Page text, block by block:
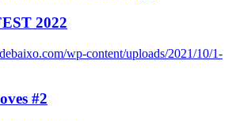
2022
wp-content/uploads/2021/10/1-
#2